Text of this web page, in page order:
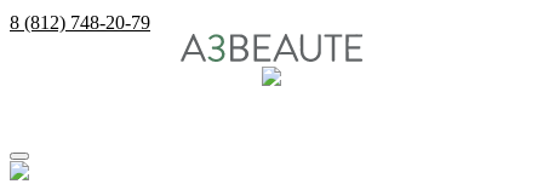
8 (812) 748-20-79